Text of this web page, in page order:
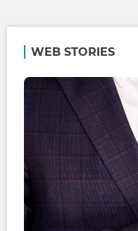
WEB STORIES